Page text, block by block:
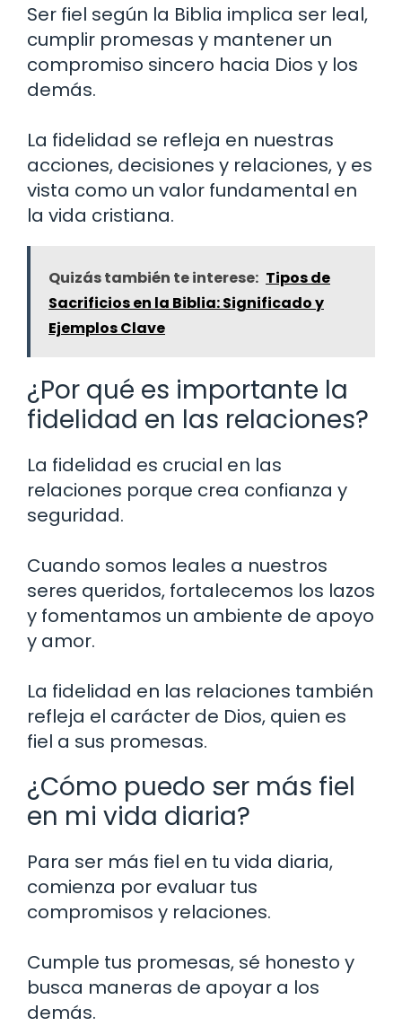
Ser fiel según la Biblia implica ser leal,
cumplir promesas y mantener un
compromiso sincero hacia Dios y los
demás.
La fidelidad se refleja en nuestras
acciones, decisiones y relaciones, y es
vista como un valor fundamental en
la vida cristiana.
Quizás también te interese: Tipos de
Sacrificios en la Biblia: Significado y
Ejemplos Clave
¿Por qué es importante la
fidelidad en las relaciones?
La fidelidad es crucial en las
relaciones porque crea confianza y
seguridad.
Cuando somos leales a nuestros
seres queridos, fortalecemos los lazos
y fomentamos un ambiente de apoyo
y amor.
La fidelidad en las relaciones también
refleja el carácter de Dios, quien es
fiel a sus promesas.
¿Cómo puedo ser más fiel
en mi vida diaria?
Para ser más fiel en tu vida diaria,
comienza por evaluar tus
compromisos y relaciones.
Cumple tus promesas, sé honesto y
busca maneras de apoyar a los
demás.